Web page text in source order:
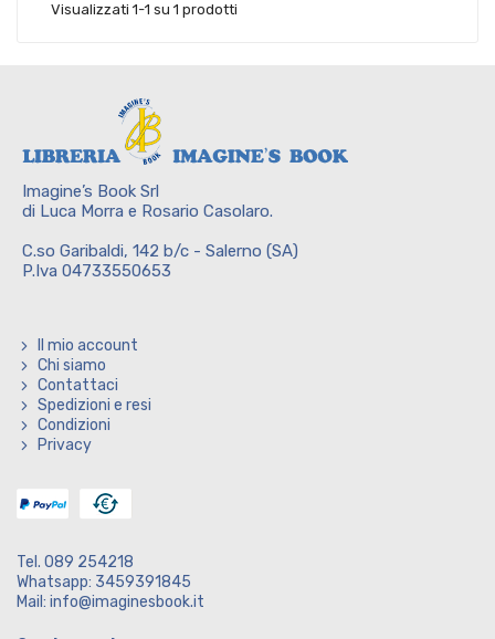
Visualizzati 1-1 su 1 prodotti
Imagine’s Book Srl
di Luca Morra e Rosario Casolaro.
C.so Garibaldi, 142 b/c - Salerno (SA)
P.Iva 04733550653
Il mio account
Chi siamo
Contattaci
Spedizioni e resi
Condizioni
Privacy
Tel. 089 254218
Whatsapp: 3459391845
Mail: info@imaginesbook.it